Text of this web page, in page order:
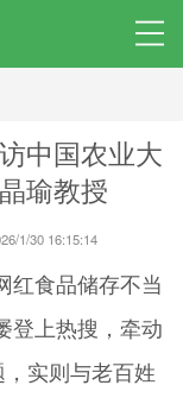
中国农业大
瑜教授
1/30 16:15:14
食品储存不当
登上热搜，牵动
实则与老百姓